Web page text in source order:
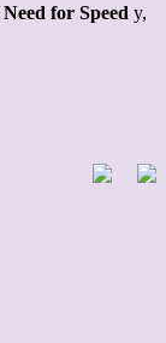
Need for Speed y,